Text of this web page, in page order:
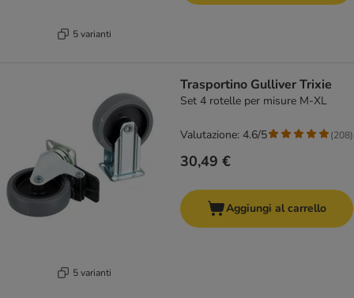
5 varianti
5 varianti
Trasportino Gulliver Trixie
Set 4 rotelle per misure M-XL
30,49 €
Valutazione: 4.6/5 (208)
Aggiungi al carrello